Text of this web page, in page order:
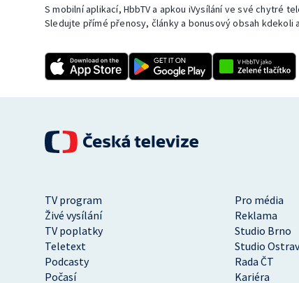
S mobilní aplikací, HbbTV a apkou iVysílání ve své chytré
Sledujte přímé přenosy, články a bonusový obsah kdekoli
TV program
Pro média
Živé vysílání
Reklama
TV poplatky
Studio Brno
Teletext
Studio
Podcasty
Rada ČT
Počasí
Kariéra